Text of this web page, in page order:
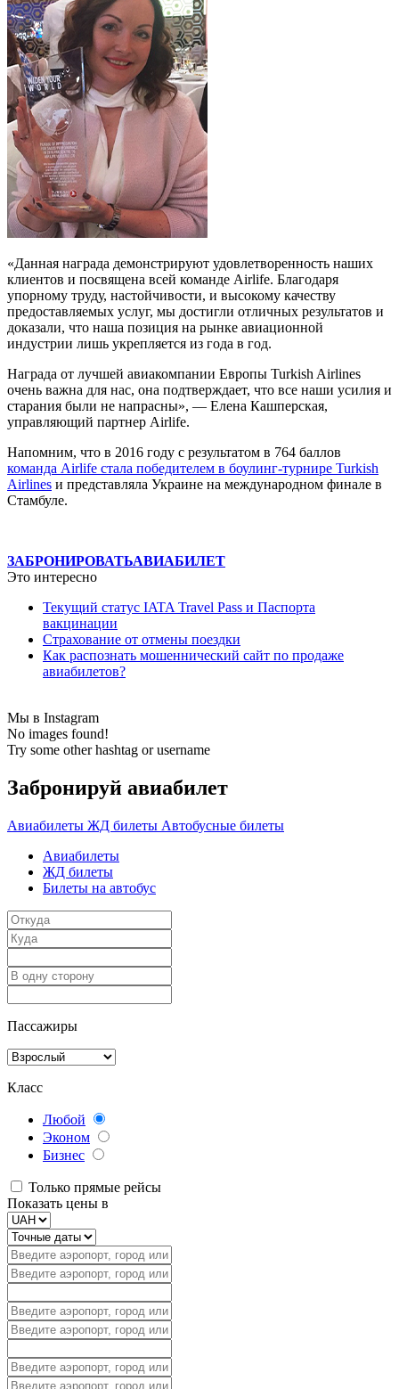
«Данная награда демонстрируют удовлетворенность наших
клиентов и посвящена всей команде Airlife. Благодаря
упорному труду, настойчивости, и высокому качеству
предоставляемых услуг, мы достигли отличных результатов и
доказали, что наша позиция на рынке авиационной
индустрии лишь укрепляется из года в год.
Награда от лучшей авиакомпании Европы Turkish Airlines
очень важна для нас, она подтверждает, что все наши усилия и
старания были не напрасны», — Елена Кашперская,
управляющий партнер Airlife.
Напомним, что в 2016 году с результатом в 764 баллов
команда Airlife стала победителем в боулинг-турнире Turkish
Airlines и представляла Украине на международном финале в
Стамбуле.
ЗАБРОНИРОВАТЬАВИАБИЛЕТ
Это интересно
Текущий статус IATA Travel Pass и Паспорта
вакцинации
Страхование от отмены поездки
Как распознать мошеннический сайт по продаже
авиабилетов?
Мы в Instagram
No images found!
Try some other hashtag or username
Забронируй авиабилет
Авиабилеты ЖД билеты Автобусные билеты
Авиабилеты
ЖД билеты
Билеты на автобус
Пассажиры
Класс
Любой
Эконом
Бизнес
Только прямые рейсы
Показать цены в